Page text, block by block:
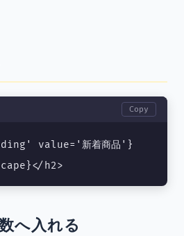
Copy
value='新着商品'}
h2>
へ入れる